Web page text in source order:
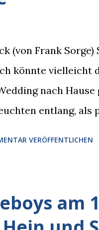
(von Frank
könnte vielleicht
nach
entlang, als
und ihn an, er
VERÖFFENTLICHEN
am